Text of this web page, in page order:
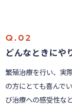
どんなときにや
繁殖治療を行い、実
の方にとても喜んで
び治療への感受性な